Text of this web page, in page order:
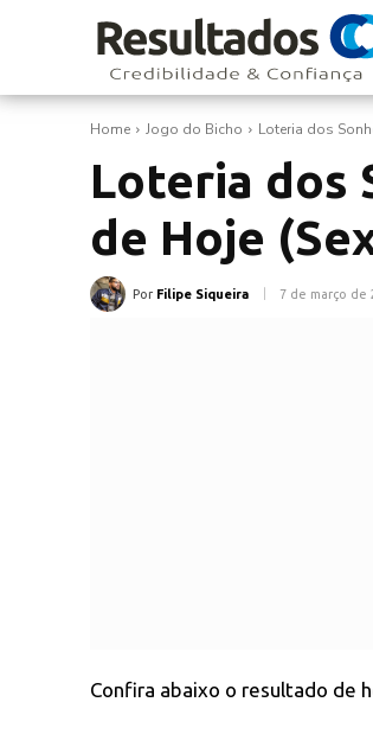
Home Jogo do Bicho Loteria dos
Loteria dos
de Hoje
Por Filipe Siqueira 7 de março de
Confira abaixo o resultado de